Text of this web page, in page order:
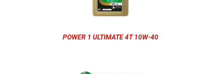
POWER 1 ULTIMATE 4T 10W-40